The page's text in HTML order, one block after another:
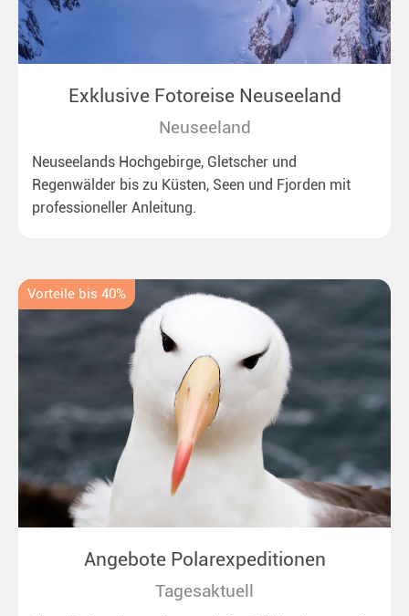
Exklusive Fotoreise Neuseeland
Neuseeland
Neuseelands Hochgebirge, Gletscher und
Regenwälder bis zu Küsten, Seen und Fjorden mit
professioneller Anleitung.
Vorteile bis 40%
Angebote Polarexpeditionen
Tagesaktuell